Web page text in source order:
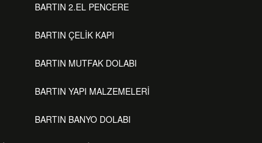
BARTIN 2.EL PENCERE
BARTIN ÇELİK KAPI
BARTIN MUTFAK DOLABI
BARTIN YAPI MALZEMELERİ
BARTIN BANYO DOLABI